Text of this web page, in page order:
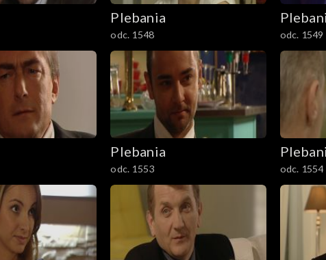
Plebania
odc. 1548 odc. 1549
Plebania
odc. 1553 odc. 1554